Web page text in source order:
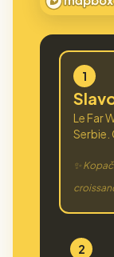
1
Le Far
Serbie.
✨
2